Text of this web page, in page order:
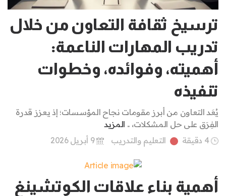
ترسيخ ثقافة التعاون من خلال
تدريب المهارات الناعمة:
أهميته، وفوائده، وخطوات
تنفيذه
يُعَد التعاون من أبرز مقومات نجاح المؤسسات؛ إذ يعزز قدرة
الفِرَق على حل المشكلات، .. المزيد
4 دقيقة
التعليم والتدريب 9 أبريل 2026
أهمية بناء علاقات الكوتشينغ